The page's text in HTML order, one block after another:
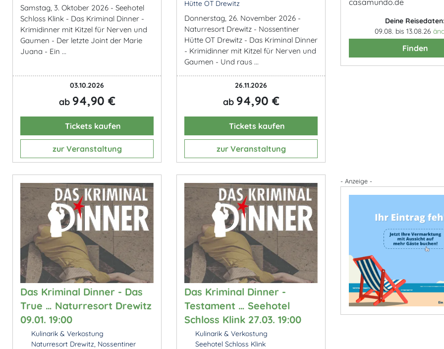
Samstag, 3. Oktober 2026 - Seehotel
Schloss Klink - Das Kriminal Dinner -
Krimidinner mit Kitzel für Nerven und
Gaumen - Der letzte Joint der Marie
Juana - Ein ...
03.10.2026
ab 94,90 €
Tickets kaufen
zur Veranstaltung
Hütte OT Drewitz
Donnerstag, 26. November 2026 -
Naturresort Drewitz - Nossentiner
Hütte OT Drewitz - Das Kriminal Dinner
- Krimidinner mit Kitzel für Nerven und
Gaumen - Und raus ...
26.11.2026
ab 94,90 €
Tickets kaufen
zur Veranstaltung
casamundo.de
Deine
09.08. bis 13.08.26
Finden
Das Kriminal Dinner - Das
True … Naturresort Drewitz
09.01. 19:00
Kulinarik & Verkostung
Naturresort Drewitz, Nossentiner
Das Kriminal Dinner -
Testament … Seehotel
Schloss Klink 27.03. 19:00
Kulinarik & Verkostung
Seehotel Schloss Klink
- Anzeige -